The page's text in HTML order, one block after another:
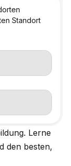
Lerne
den besten,
Standort